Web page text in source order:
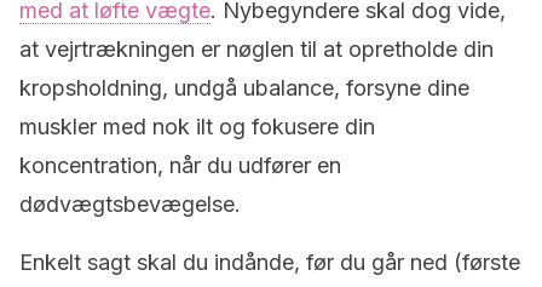
med at løfte vægte. Nybegyndere skal dog vide,
at vejrtrækningen er nøglen til at opretholde din
kropsholdning, undgå ubalance, forsyne dine
muskler med nok ilt og fokusere din
koncentration, når du udfører en
dødvægtsbevægelse.
Enkelt sagt skal du indånde, før du går ned (første